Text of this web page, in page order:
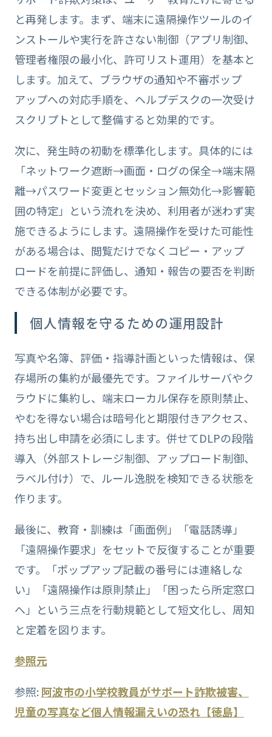
と再発します。まず、端末に遠隔操作ツールのイ
ンストールや実行を許さない制御（アプリ制御、
管理者権限の最小化、許可リスト運用）を基本と
します。加えて、ブラウザの通知や不審ポップ
アップへの対応手順を、ヘルプデスクの一次受け
スクリプトとして整備すると効果的です。
次に、発生時の初動を標準化します。具体的には
「ネットワーク遮断→画面・ログの保全→端末隔
離→パスワード変更とセッション無効化→影響範
囲の特定」という流れを決め、利用者が迷わず実
施できるようにします。遠隔操作を受けた可能性
がある場合は、閲覧だけでなくコピー・アップ
ロードを前提に評価し、通知・報告の要否を判断
できる体制が必要です。
個人情報を守るための運用設計
写真や名簿、評価・指導計画といった情報は、保
存場所の集約が最優先です。ファイルサーバやク
ラウドに集約し、端末ローカル保存を原則禁止、
やむを得ない場合は暗号化と期限付きアクセス、
持ち出し申請を必須にします。併せてDLPの段階
導入（外部ストレージ制御、アップロード制御、
ラベル付け）で、ルール逸脱を検知できる状態を
作ります。
最後に、教育・訓練は「画面例」「電話誘導」
「遠隔操作要求」をセットで反復することが重要
です。「ポップアップ記載の番号には連絡しな
い」「遠隔操作は原則禁止」「困ったら所定窓口
へ」という三点を行動規範として短文化し、周知
と定着を図ります。
参照元
参照: 阿波市の小学校教員がサポート詐欺被害、
児童の写真など個人情報漏えいの恐れ【徳島】